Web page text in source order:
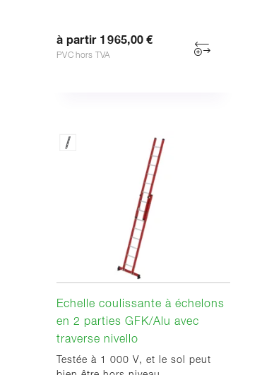
à partir 1 965,00 €
PVC hors TVA
Echelle coulissante à échelons
en 2 parties GFK/Alu avec
traverse nivello
Testée à 1 000 V, et le sol peut